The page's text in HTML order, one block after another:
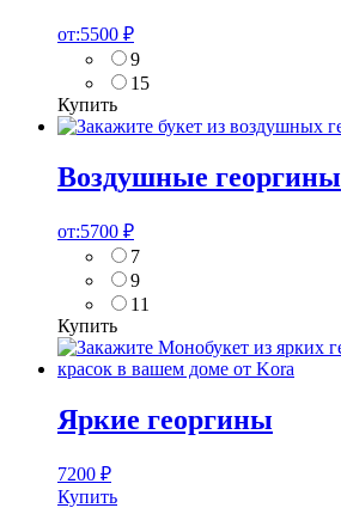
от:5500 ₽
9
15
Купить
Воздушные георгины
от:5700 ₽
7
9
11
Купить
Яркие георгины
7200 ₽
Купить